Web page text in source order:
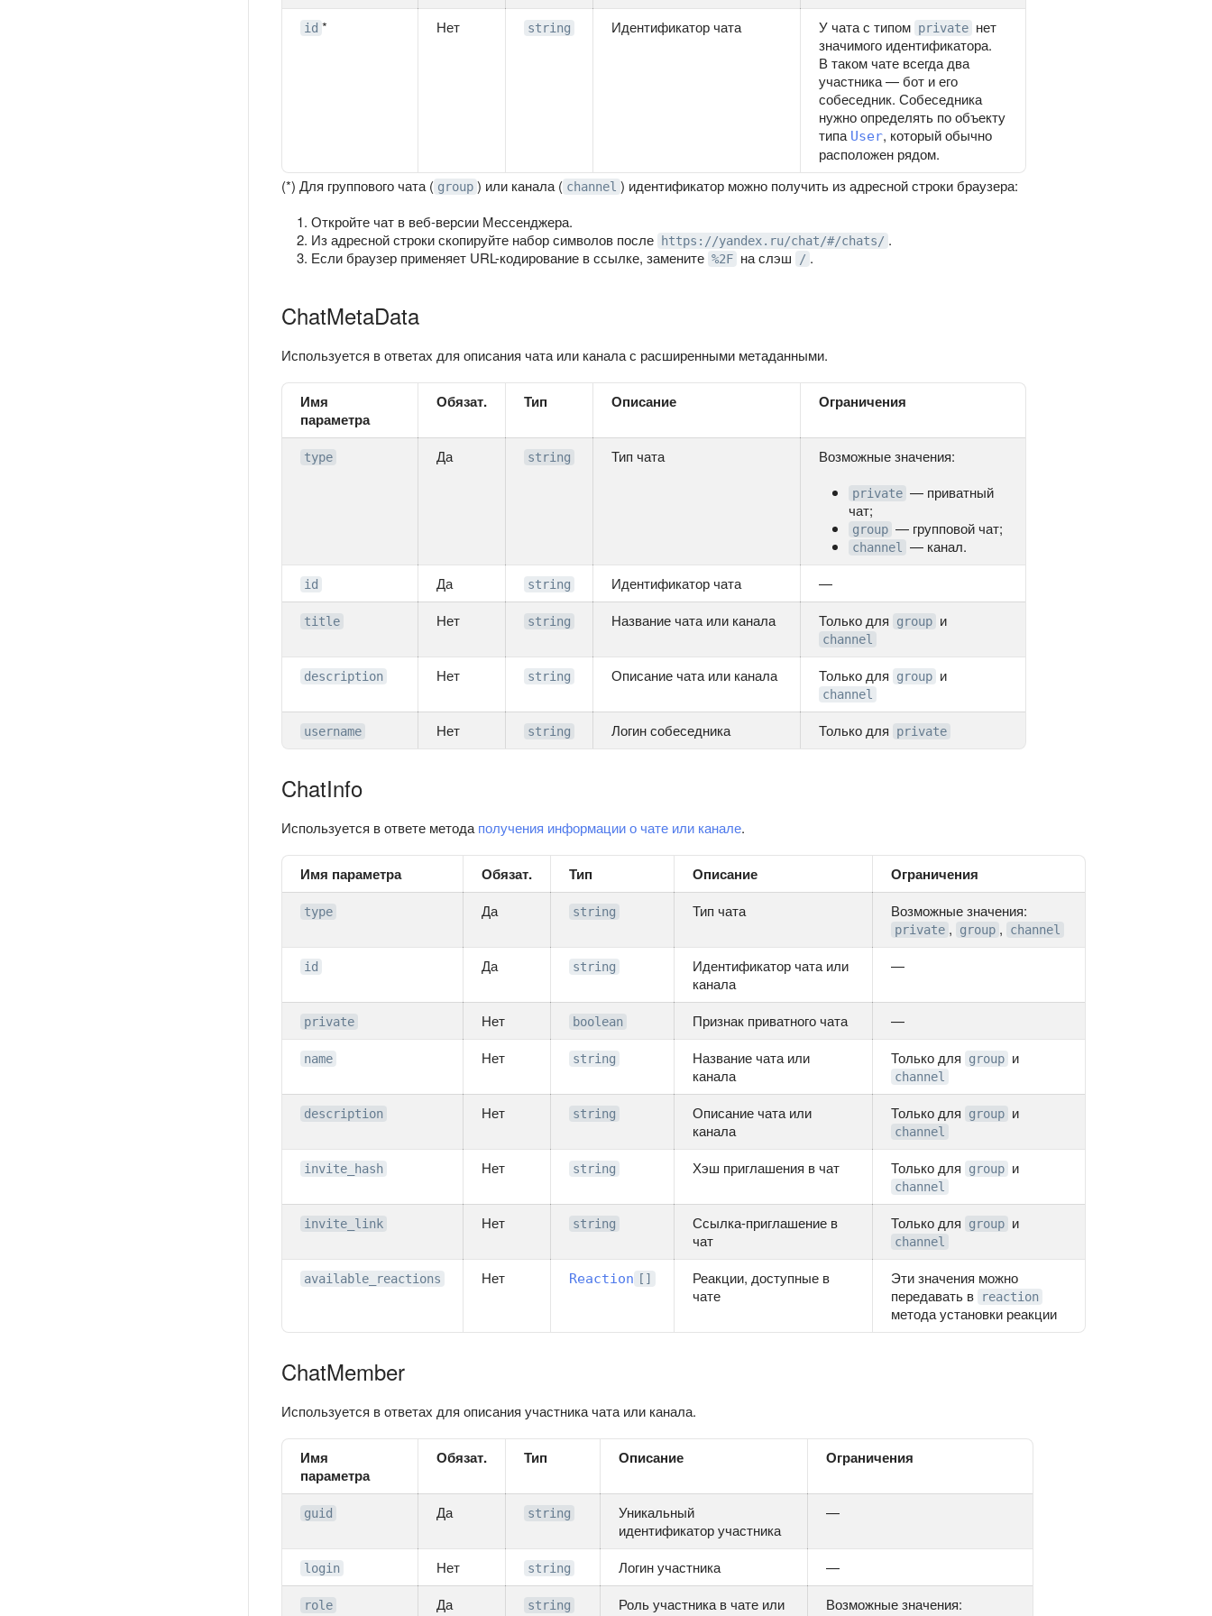
id * Нет string Идентификатор чата У чата с типом private нет
значимого идентификатора.
В таком чате всегда два
участника — бот и его
собеседник. Собеседника
нужно определять по объекту
типа User, который обычно
расположен рядом.
(*) Для группового чата ( group ) или канала ( channel ) идентификатор можно получить из адресной строки браузера:
Откройте чат в веб-версии Мессенджера.
Из адресной строки скопируйте набор символов после
https://yandex.ru/chat/#/chats/ .
Если браузер применяет URL-кодирование в ссылке, замените %2F на слэш / .
ChatMetaData
Используется в ответах для описания чата или канала с расширенными метаданными.
Имя
параметра
Обязат. Тип Описание Ограничения
type Да string Тип чата Возможные значения:
private — приватный
чат;
group — групповой чат;
channel — канал.
id Да string Идентификатор чата —
title Нет string Название чата или канала Только для group и
channel
description Нет string Описание чата или канала Только для group и
channel
username Нет string Логин собеседника Только для private
ChatInfo
Используется в ответе метода получения информации о чате или канале.
Имя параметра Обязат. Тип Описание Ограничения
type Да string Тип чата Возможные значения:
private , group , channel
id Да string
Идентификатор чата или
канала
—
private Нет boolean Признак приватного чата —
name Нет string
Название чата или
канала
Только для group и
channel
description Нет string
Описание чата или
канала
Только для group и
channel
invite_hash Нет string Хэш приглашения в чат Только для group и
channel
invite_link Нет string
Ссылка-приглашение в
чат
Только для group и
channel
available_reactions Нет Reaction []
Реакции, доступные в
чате
Эти значения можно
передавать в
reaction
метода установки реакции
ChatMember
Используется в ответах для описания участника чата или канала.
Имя
параметра
Обязат. Тип Описание Ограничения
guid Да string
Уникальный
идентификатор участника
—
login Нет string Логин участника —
role Да string
Роль участника в чате или
Возможные значения: